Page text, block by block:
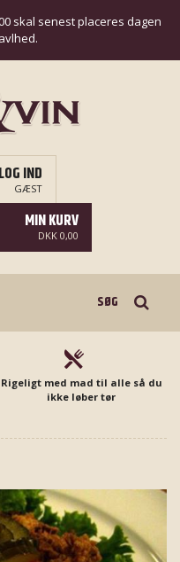
skal senest placeres dagen
LOG IND
GÆST
MIN KURV
DKK 0,00
Rigeligt med mad til alle så du
ikke løber tør